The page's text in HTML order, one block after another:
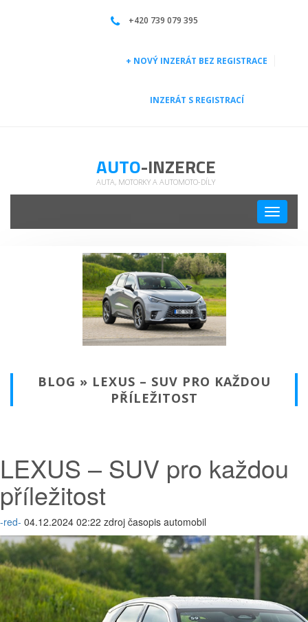
+420 739 079 395
+ NOVÝ INZERÁT BEZ REGISTRACE
INZERÁT S REGISTRACÍ
AUTO-INZERCE
AUTA, MOTORKY A AUTOMOTO-DÍLY
Toggle
BLOG » LEXUS – SUV PRO KAŽDOU
PŘÍLEŽITOST
LEXUS – SUV pro každou
příležitost
-red- 04.12.2024 02:22 zdroj časopis automobil